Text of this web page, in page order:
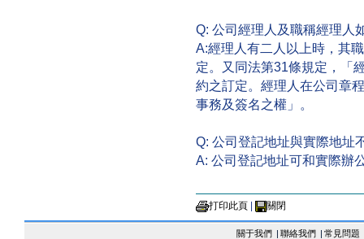
Q: 公司經理人及職稱經理人
A:經理人有二人以上時，其
定。又同法第31條規定，「
約之訂定。經理人在公司章
事務及簽名之權」。
Q: 公司登記地址與實際地址
A: 公司登記地址可和實際辦
打印此頁 關閉
關于我們 | 聯絡我們 | 常見問題